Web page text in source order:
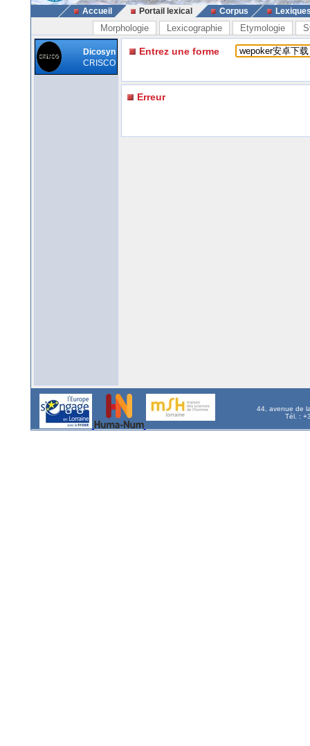
Accueil Portail lexical Corpus
Morphologie Lexicographie Etymologie
Dicosyn
CRISCO
Entrez une forme
Erreur
44, avenue de
Tél. :